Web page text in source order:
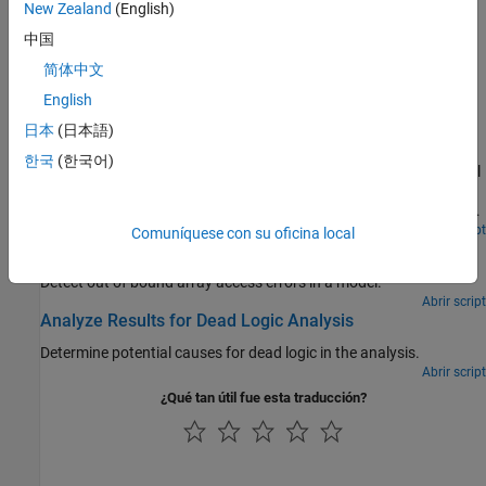
Identifique errores lógicos en el modelo utilizando detección de
lógica fallida
Ejemplos destacados
Detect Integer Overflow Errors
Detect integer overflow errors in a model by using design error
detection analysis. Simulink® Design Verifier™ identifies the model
proves that the integer overflow cannot occur during simulation or
generates test cases that demonstrates the integer overflow error.
Abrir script
Detect out of bound array access errors in a model.
Abrir script
Analyze Results for Dead Logic Analysis
Determine potential causes for dead logic in the analysis.
Abrir script
¿Qué tan útil fue esta traducción?
New Zealand (English)
中国
简体中文
English
日本 (日本語)
한국 (한국어)
Comuníquese con su oficina local